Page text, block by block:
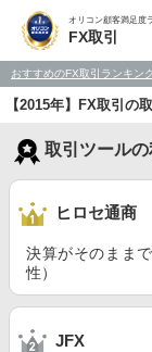
オリコン顧客満足度
FX取引
おすすめのFX取引ランキン
【2015年】FX取引の
取引ツール
ヒロセ通商
決算がそのまま
性）
JFX